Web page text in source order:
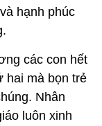
hạnh phúc
các con hết
hai mà bọn trẻ
Nhân
luôn xinh